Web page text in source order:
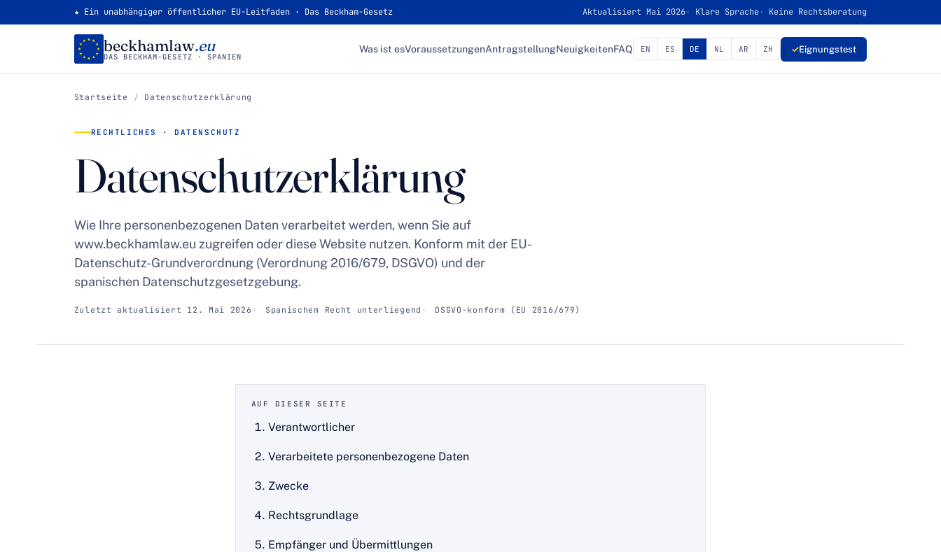
★ Ein unabhängiger öffentlicher EU-Leitfaden · Das Beckham-Gesetz Aktualisiert Mai 2026 Klare Sprache Keine Rechtsberatung
beckhamlaw.eu
DAS BECKHAM-GESETZ · SPANIEN
Was ist esVoraussetzungenAntragstellungNeuigkeitenFAQ EN ES DE NL AR ZH ✓Eignungstest
Startseite / Datenschutzerklärung
RECHTLICHES · DATENSCHUTZ
Datenschutzerklärung
Wie Ihre personenbezogenen Daten verarbeitet werden, wenn Sie auf
www.beckhamlaw.eu zugreifen oder diese Website nutzen. Konform mit der EU-
Datenschutz-Grundverordnung (Verordnung 2016/679, DSGVO) und der
spanischen Datenschutzgesetzgebung.
Zuletzt aktualisiert 12. Mai 2026 Spanischem Recht unterliegend DSGVO-konform (EU 2016/679)
AUF DIESER SEITE
Verantwortlicher
Verarbeitete personenbezogene Daten
Zwecke
Rechtsgrundlage
Empfänger und Übermittlungen